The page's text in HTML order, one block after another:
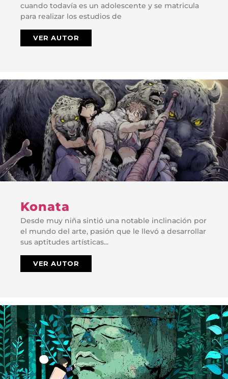
cuando todavía es un adolescente y se matricula
para realizar los estudios de
VER AUTOR
Konata
Desde muy niña sintió una notable inclinación por
el mundo del arte, pasión que le llevó a desarrollar
sus aptitudes artísticas...
VER AUTOR